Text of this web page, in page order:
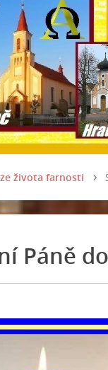
života farnosti
Páně